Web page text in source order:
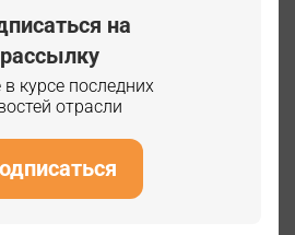
на
рассылку
в курсе последних
отрасли